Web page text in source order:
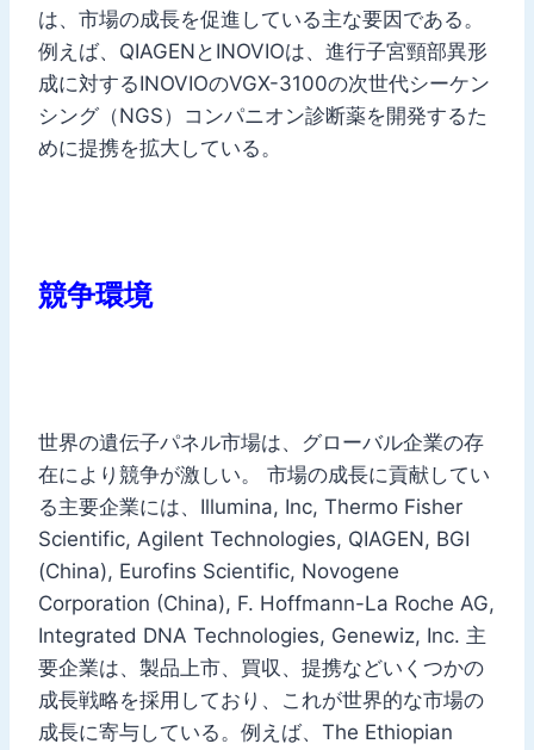
は、市場の成長を促進している主な要因である。
例えば、QIAGENとINOVIOは、進行子宮頸部異形
成に対するINOVIOのVGX-3100の次世代シーケン
シング（NGS）コンパニオン診断薬を開発するた
めに提携を拡大している。
競争環境
世界の遺伝子パネル市場は、グローバル企業の存
在により競争が激しい。 市場の成長に貢献してい
る主要企業には、Illumina, Inc, Thermo Fisher
Scientific, Agilent Technologies, QIAGEN, BGI
(China), Eurofins Scientific, Novogene
Corporation (China), F. Hoffmann-La Roche AG,
Integrated DNA Technologies, Genewiz, Inc. 主
要企業は、製品上市、買収、提携などいくつかの
成長戦略を採用しており、これが世界的な市場の
成長に寄与している。例えば、The Ethiopian